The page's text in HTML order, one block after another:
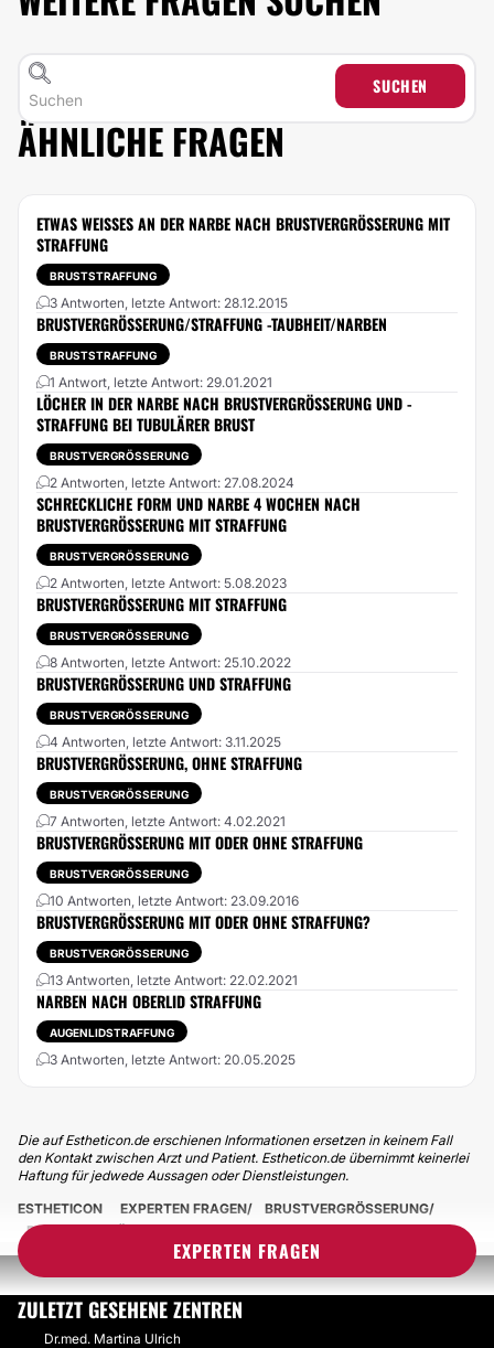
SUCHEN
ÄHNLICHE FRAGEN
ETWAS WEISSES AN DER NARBE NACH BRUSTVERGRÖSSERUNG MIT ST
RAFFUNG
BRUSTSTRAFFUNG
3 Antworten, letzte Antwort: 28.12.2015
BRUSTVERGRÖSSERUNG/STRAFFUNG -TAUBHEIT/NARBEN
BRUSTSTRAFFUNG
1 Antwort, letzte Antwort: 29.01.2021
LÖCHER IN DER NARBE NACH BRUSTVERGRÖSSERUNG UND -S
TRAFFUNG BEI TUBULÄRER BRUST
BRUSTVERGRÖSSERUNG
2 Antworten, letzte Antwort: 27.08.2024
SCHRECKLICHE FORM UND NARBE 4 WOCHEN NACH
BRUSTVERGRÖSSERUNG MIT STRAFFUNG
BRUSTVERGRÖSSERUNG
2 Antworten, letzte Antwort: 5.08.2023
BRUSTVERGRÖSSERUNG MIT STRAFFUNG
BRUSTVERGRÖSSERUNG
8 Antworten, letzte Antwort: 25.10.2022
BRUSTVERGRÖSSERUNG UND STRAFFUNG
BRUSTVERGRÖSSERUNG
4 Antworten, letzte Antwort: 3.11.2025
BRUSTVERGRÖSSERUNG, OHNE STRAFFUNG
BRUSTVERGRÖSSERUNG
7 Antworten, letzte Antwort: 4.02.2021
BRUSTVERGRÖSSERUNG MIT ODER OHNE STRAFFUNG
BRUSTVERGRÖSSERUNG
10 Antworten, letzte Antwort: 23.09.2016
BRUSTVERGRÖSSERUNG MIT ODER OHNE STRAFFUNG?
BRUSTVERGRÖSSERUNG
13 Antworten, letzte Antwort: 22.02.2021
NARBEN NACH OBERLID STRAFFUNG
AUGENLIDSTRAFFUNG
3 Antworten, letzte Antwort: 20.05.2025
Die auf Estheticon.de erschienen Informationen ersetzen in keinem Fall
den Kontakt zwischen Arzt und Patient. Estheticon.de übernimmt keinerlei
Haftung für jedwede Aussagen oder Dienstleistungen.
EXPERTEN FRAGEN
ESTHETICON EXPERTEN FRAGEN
BRUSTVERGRÖSSERUNG
BRUSTVERGRÖSSERUNG OHNE NARBEN MIT/OHNE STRAFFUNG
ZULETZT GESEHENE ZENTREN
Dr.med. Martina Ulrich